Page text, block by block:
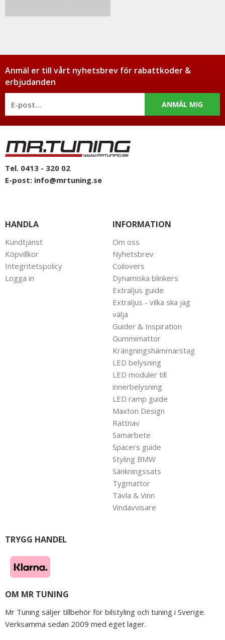
Anmäl er till vårt nyhetsbrev för rabattkoder &
erbjudanden
ANMÄL MIG
Tel. 0413 - 320 02
E-post: info@mrtuning.se
HANDLA
Kundtjänst
Köpvillkor
Integritetspolicy
Logga in
INFORMATION
Om oss
Nyhetsbrev
Coilovers
Dynamiska blinkers
Extraljus guide
Extraljus - vilka ska jag
välja
Guider & Inspiration
Gummimattor
Krängningshämmarstag
LED belysning
LED moduler till
innerbelysning
LED ramp guide
Maxton Design
Rattnav
Samarbete
Spacers guide
Styling BMW
Sänkningssats
Tygmattor
Tävla & Vinn
Vindavvisare
TRYGG HANDEL
OM MR TUNING
Mr Tuning säljer tillbehör för bilstyling och tuning i Sverige.
Verksamma sedan 2009 med eget lager.